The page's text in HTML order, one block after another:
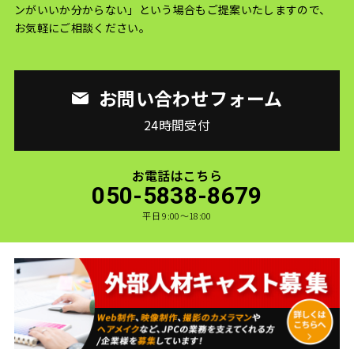
ンがいいか分からない」という場合もご提案いたしますので、
お気軽にご相談ください。
お問い合わせフォーム
24時間受付
お電話はこちら
050-5838-8679
平日 9:00〜18:00